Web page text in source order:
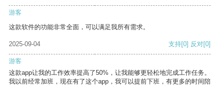
游客
这款软件的功能非常全面，可以满足我所有需求。
2025-09-04 支持[0] 反对[0]
游客
这款app让我的工作效率提高了50%，让我能够更轻松地完成工作任务。
我以前经常加班，现在有了这个app，我可以提前下班，有更多的时间陪